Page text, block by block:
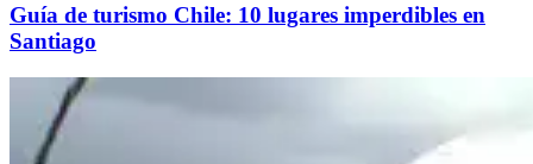
Guía de turismo Chile: 10 lugares imperdibles en
Santiago